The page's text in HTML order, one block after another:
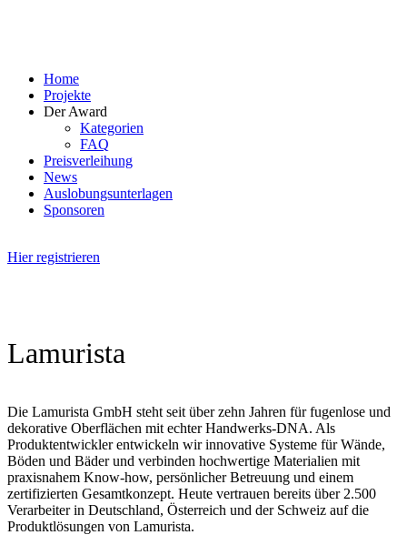
Home
Projekte
Der Award
Kategorien
FAQ
Preisverleihung
News
Auslobungsunterlagen
Sponsoren
Hier registrieren
Lamurista
Die Lamurista GmbH steht seit über zehn Jahren für fugenlose und
dekorative Oberflächen mit echter Handwerks-DNA. Als
Produktentwickler entwickeln wir innovative Systeme für Wände,
Böden und Bäder und verbinden hochwertige Materialien mit
praxisnahem Know-how, persönlicher Betreuung und einem
zertifizierten Gesamtkonzept. Heute vertrauen bereits über 2.500
Verarbeiter in Deutschland, Österreich und der Schweiz auf die
Produktlösungen von Lamurista.